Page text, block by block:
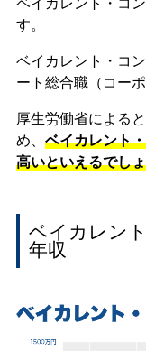
す。
ベイカレント・コ
ート総合職（コー
厚生労働省による
め、 ベイカレント
高いといえるでし
ベイカレン
年収